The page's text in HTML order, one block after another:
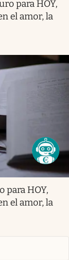
para HOY,
el amor, la
para HOY,
el amor, la